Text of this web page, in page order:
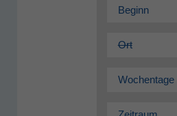
Beginn
Ort
Wochentage